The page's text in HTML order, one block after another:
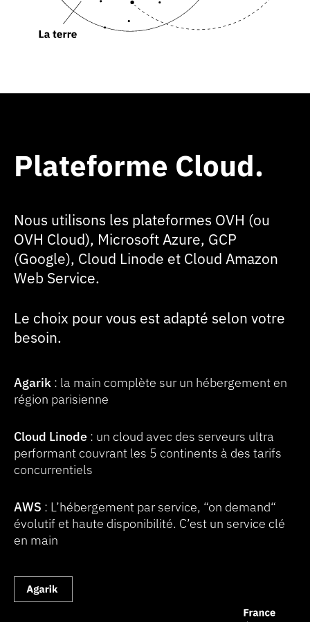
Plateforme Cloud
Nous utilisons les plateformes OVH (ou
OVH Cloud), Microsoft Azure, GCP
(Google), Cloud Linode et Cloud Amazon
Web Service.
Le choix pour vous est adapté selon votre
besoin.
Agarik : la main complète sur un hébergement en
région parisienne
Cloud Linode : un cloud avec des serveurs ultra
performant couvrant les 5 continents à des tarifs
concurrentiels
AWS : L’hébergement par service, “on demand“
évolutif et haute disponibilité. C’est un service clé
en main